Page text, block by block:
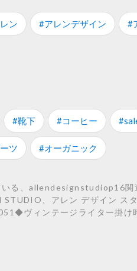
ン #アレンデザイン #
#靴下 #コーヒー
ツ #オーガニック
る、allendesignstudiop16関
、アレン デザイン ス
ヴィンテージライター掛